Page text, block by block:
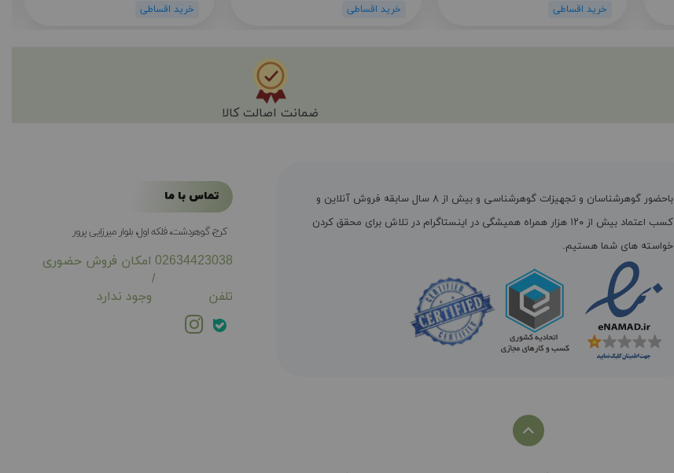
ضمانت اصالت کالا
باحضور گوهرشناسان و تجهیزات گوهرشناسی و بیش از ۸ سال سابقه فروش آنلاین و
کسب اعتماد بیش از ۱۲۰ هزار همراه همیشگی در اینستاگرام در تلاش برای محقق کردن
خواسته های شما هستیم.
تماس با ما
کرج، گوهردشت، فلکه اول، بلوار میرزایی پرور
02634423038
تلفن
/
امکان فروش حضوری
وجود ندارد